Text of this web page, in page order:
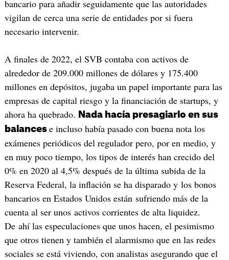
bancario para añadir seguidamente que las autoridades
vigilan de cerca una serie de entidades por si fuera
necesario intervenir.
A finales de 2022, el SVB contaba con activos de
alrededor de 209.000 millones de dólares y 175.400
millones en depósitos, jugaba un papel importante para las
empresas de capital riesgo y la financiación de startups, y
ahora ha quebrado.
Nada hacía presagiarlo en sus
balances e incluso había pasado con buena nota los
exámenes periódicos del regulador pero, por en medio, y
en muy poco tiempo, los tipos de interés han crecido del
0% en 2020 al 4,5% después de la última subida de la
Reserva Federal, la inflación se ha disparado y los bonos
bancarios en Estados Unidos están sufriendo más de la
cuenta al ser unos activos corrientes de alta liquidez.
De ahí las especulaciones que unos hacen, el pesimismo
que otros tienen y también el alarmismo que en las redes
sociales se está viviendo, con analistas asegurando que el